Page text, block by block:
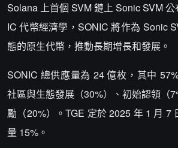
Solana 上首個 SVM 鏈上 Sonic SVM
IC 代幣經濟學，SONIC 將作為 Sonic
態的原生代幣，推動長期增長和發展。
SONIC 總供應量為 24 億枚，其中
社區與生態發展（30%）、初始認領（
勵（20%）。TGE 定於 2025 年 1 月 7
量 15%。